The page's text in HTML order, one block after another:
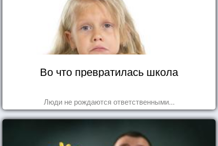
Во что превратилась школа
Люди не рождаются ответственными...